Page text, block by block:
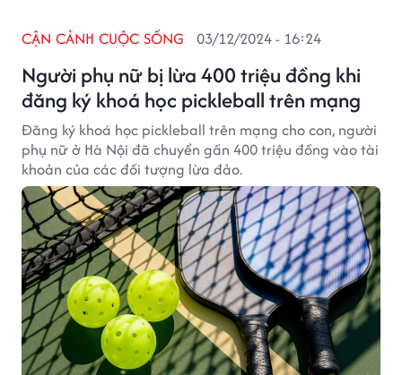
Người phụ nữ bị lừa 400 triệu đồng khi
đăng ký khoá học pickleball trên mạng
CẬN CẢNH CUỘC SỐNG 03/12/2024 - 16:24
Đăng ký khoá học pickleball trên mạng cho con, người
phụ nữ ở Hà Nội đã chuyển gần 400 triệu đồng vào tài
khoản của các đối tượng lừa đảo.